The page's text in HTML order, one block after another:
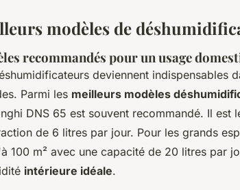
modèles de
recommandés pour un usage
deviennent indispensables
Parmi les meilleurs modèles
DNS 65 est souvent recommandé. Il
de 6 litres par jour. Pour les grands
100 m² avec une capacité de 20 litres par
intérieure idéale.